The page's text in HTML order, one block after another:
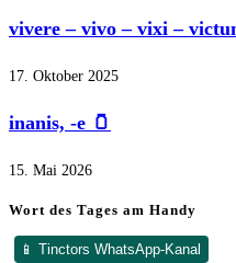
vivere – vivo – vixi –
17. Oktober 2025
inanis, -e 🫙
15. Mai 2026
Wort des Tages am Handy
📱 Tinctors WhatsApp-Kanal